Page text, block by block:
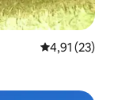
4,91 ud af 5
4,91 (23)